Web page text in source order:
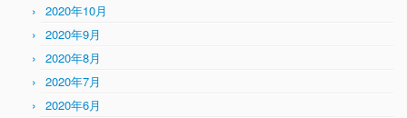
2020年10月
2020年9月
2020年8月
2020年7月
2020年6月